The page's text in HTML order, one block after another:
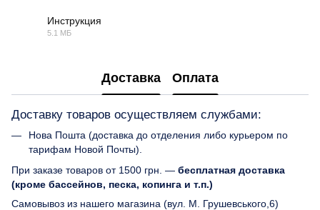
Инструкция
5.1 МБ
Доставка Оплата
Доставку товаров осуществляем службами:
Нова Пошта (доставка до отделения либо курьером по
тарифам Новой Почты).
При заказе товаров от 1500 грн. — бесплатная доставка
(кроме бассейнов, песка, копинга и т.п.)
Самовывоз из нашего магазина (вул. М. Грушевського,6)